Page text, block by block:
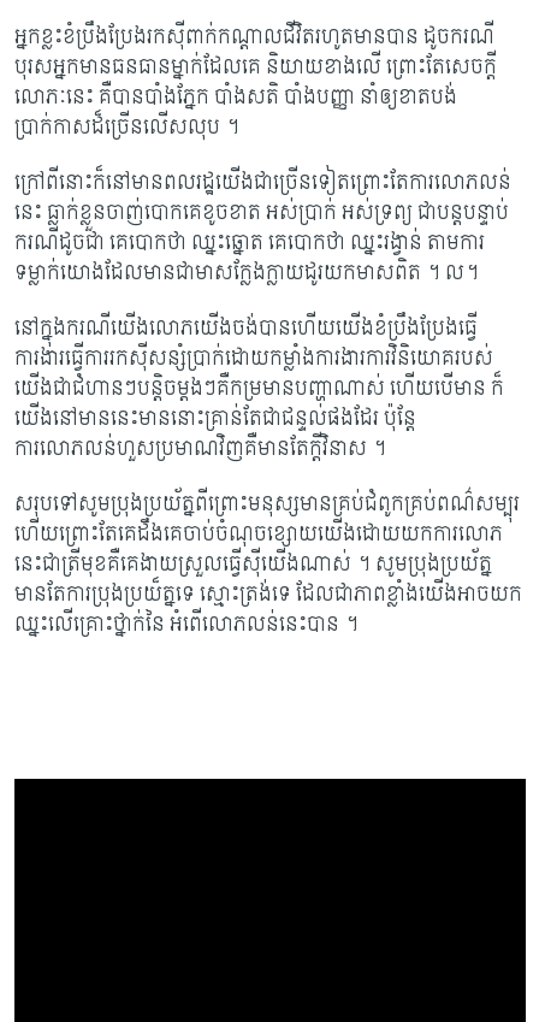
អ្នកខ្លះខំប្រឹងប្រែងរកស៊ីពាក់កណ្តាលជីវិតរហូតមានបាន ដូចករណី
បុរសអ្នកមានធនធានម្នាក់ដែលគេ និយាយខាងលើ ព្រោះតែសេចក្តី
លោភៈនេះ គឺបានបាំងភ្នែក បាំងសតិ បាំងបញ្ញា នាំឲ្យខាតបង់
ប្រាក់កាសដ៏ច្រើនលើសលុប ។
ក្រៅពីនោះក៏នៅមានពលរដ្ឋយើងជាច្រើនទៀតព្រោះតែការលោភលន់
នេះ ធ្លាក់ខ្លួនចាញ់បោកគេខូចខាត អស់ប្រាក់ អស់ទ្រព្យ ជាបន្តបន្ទាប់
ករណីដូចជា គេបោកថា ឈ្នះឆ្នោត គេបោកថា ឈ្នះរង្វាន់ តាមការ
ទម្លាក់យោងដែលមានជាមាសក្លែងក្លាយដូរយកមាសពិត ។ ល។
នៅក្នុងករណីយើងលោភយើងចង់បានហើយយើងខំប្រឹងប្រែងធ្វើ
ការងារធ្វើការរកស៊ីសន្សំប្រាក់ដោយកម្លាំងការងារការវិនិយោគរបស់
យើងជាជំហានៗបន្តិចម្តងៗគឺកម្រមានបញ្ហាណាស់ ហើយបើមាន ក៏
យើងនៅមាននេះមាននោះគ្រាន់តែជាជន្ទល់ផងដែរ ប៉ុន្តែ
ការលោភលន់ហួសប្រមាណវិញគឺមានតែក្តីវិនាស ។
សរុបទៅសូមប្រុងប្រយ័ត្នពីព្រោះមនុស្សមានគ្រប់ជំពូកគ្រប់ពណ៌សម្បុរ
ហើយព្រោះតែគេដឹងគេចាប់ចំណុចខ្សោយយើងដោយយកការលោភ
នេះជាត្រីមុខគឺគេងាយស្រួលធ្វើស៊ីយើងណាស់ ។ សូមប្រុងប្រយ័ត្ន
មានតែការប្រុងប្រយ៏ត្នទេ ស្មោះត្រង់ទេ ដែលជាភាពខ្លាំងយើងអាចយក
ឈ្នះលើគ្រោះថ្នាក់នៃ អំពើលោភលន់នេះបាន ។